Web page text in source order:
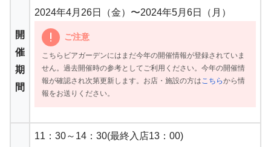
開
催
期
間
2024年4月26日（金）〜2024年5月6日（月）
ご注意
こちらビアガーデンにはまだ今年の開催情報が登録されていま
せん。過去開催時の参考としてご利用ください。今年の開催情
報が確認され次第更新します。お店・施設の方はこちらから情
報をお送りください。
11：30～14：30(最終入店13：00)